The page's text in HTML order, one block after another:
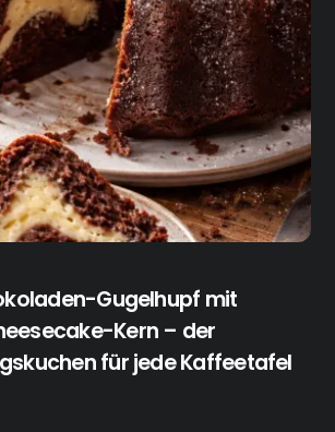
Gugelhupf mit
Kern – der
für jede Kaffeetafel